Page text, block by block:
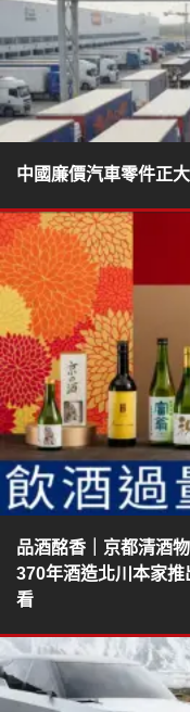
中國廉價汽車零件正
品酒酩香｜京都清酒
370年酒造北川本家
看